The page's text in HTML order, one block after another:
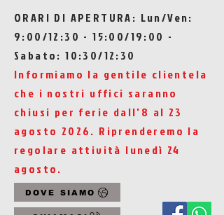
ORARI DI APERTURA: Lun/Ven:
9:00/12:30 - 15:00/19:00 -
Sabato: 10:30/12:30
Informiamo la gentile clientela
che i nostri uffici saranno
chiusi per ferie dall'8 al 23
agosto 2026. Riprenderemo la
regolare attività lunedì 24
agosto.
DOVE SIAMO